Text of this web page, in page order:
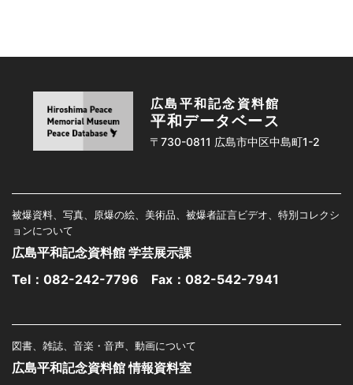
広島平和記念資料館
平和データベース
〒730-0811 広島市中区中島町1-2
被爆資料、写真、原爆の絵、美術品、被爆者証言ビデオ、特別コレクシ
ョンについて
広島平和記念資料館 学芸展示課
Tel： 082-242-7796 Fax：082-542-7941
図書、雑誌、音楽・音声、動画について
広島平和記念資料館 情報資料室